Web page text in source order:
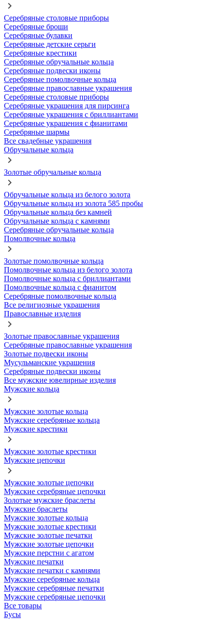
Серебряные столовые приборы
Серебряные броши
Серебряные булавки
Серебряные детские серьги
Серебряные крестики
Серебряные обручальные кольца
Серебряные подвески иконы
Серебряные помолвочные кольца
Серебряные православные украшения
Серебряные столовые приборы
Серебряные украшения для пирсинга
Серебряные украшения с бриллиантами
Серебряные украшения с фианитами
Серебряные шармы
Все свадебные украшения
Обручальные кольца
Золотые обручальные кольца
Обручальные кольца из белого золота
Обручальные кольца из золота 585 пробы
Обручальные кольца без камней
Обручальные кольца с камнями
Серебряные обручальные кольца
Помолвочные кольца
Золотые помолвочные кольца
Помолвочные кольца из белого золота
Помолвочные кольца с бриллиантами
Помолвочные кольца с фианитом
Серебряные помолвочные кольца
Все религиозные украшения
Православные изделия
Золотые православные украшения
Серебряные православные украшения
Золотые подвески иконы
Мусульманские украшения
Серебряные подвески иконы
Все мужские ювелирные изделия
Мужские кольца
Мужские золотые кольца
Мужские серебряные кольца
Мужские крестики
Мужские золотые крестики
Мужские цепочки
Мужские золотые цепочки
Мужские серебряные цепочки
Золотые мужские браслеты
Мужские браслеты
Мужские золотые кольца
Мужские золотые крестики
Мужские золотые печатки
Мужские золотые цепочки
Мужские перстни с агатом
Мужские печатки
Мужские печатки с камнями
Мужские серебряные кольца
Мужские серебряные печатки
Мужские серебряные цепочки
Все товары
Бусы